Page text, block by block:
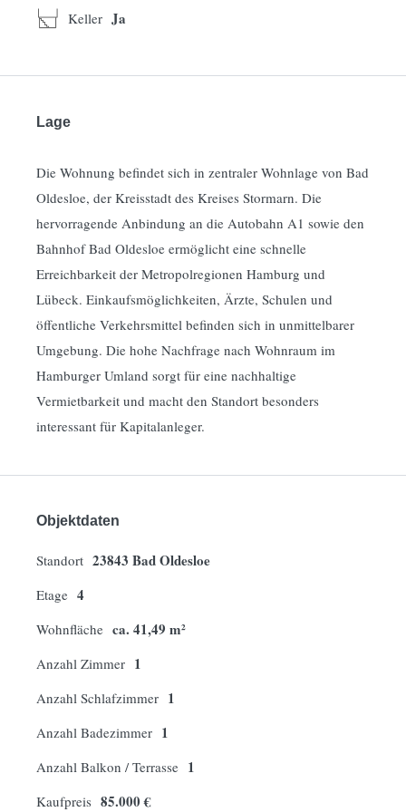
Mehr Informationen erhalten Sie im ausführlichen Exposé.
Keller Ja
Lage
Die Wohnung befindet sich in zentraler Wohnlage von Bad
Oldesloe, der Kreisstadt des Kreises Stormarn. Die
hervorragende Anbindung an die Autobahn A1 sowie den
Bahnhof Bad Oldesloe ermöglicht eine schnelle
Erreichbarkeit der Metropolregionen Hamburg und
Lübeck. Einkaufsmöglichkeiten, Ärzte, Schulen und
öffentliche Verkehrsmittel befinden sich in unmittelbarer
Umgebung. Die hohe Nachfrage nach Wohnraum im
Hamburger Umland sorgt für eine nachhaltige
Vermietbarkeit und macht den Standort besonders
interessant für Kapitalanleger.
Objektdaten
Standort 23843 Bad Oldesloe
Etage 4
Wohnfläche ca. 41,49 m²
Anzahl Zimmer 1
Anzahl Schlafzimmer 1
Anzahl Badezimmer 1
Anzahl Balkon / Terrasse 1
Kaufpreis 85.000 €